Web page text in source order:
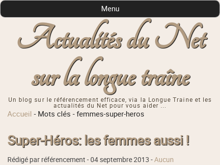
Actualités du Net
sur la longue traîne
Un blog sur le référencement efficace, via la Longue Traine et les
actualités du Net pour vous aider ...
Menu
Accueil - Mots clés -femmes-super-heros
Super-Héros: les femmes aussi !
Rédigé par référencement -04 septembre 2013 -Aucun